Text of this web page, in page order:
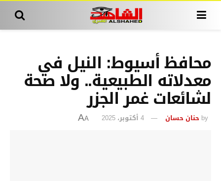
محافظ أسيوط: النيل في
معدلاته الطبيعية.. ولا صحة
لشائعات غمر الجزر
by حنان حسان 4 أكتوبر، 2025 A
A